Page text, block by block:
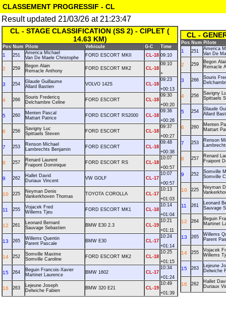
CLASSEMENT PROGRESSIF - CL
Result updated 21/03/26 at 21:23:47
CL - STAGE CLASSIFICATION (SS 2) - CIPLET (
14.63 KM)
Pos Num Pilote Vehicule G-C Time
1 251
America Michael
Van De Maele Christophe
FORD ESCORT MKII CL-18 09:10
2 259
Begon Alain
Remacle Anthony
FORD ESCORT MK2 CL-18
09:10
+
3 254
Glaude Guillaume
Allard Bastien
VOLVO 142S CL-18
09:23
+00:13
4 266
Souris Fredericq
Delchambre Celine
FORD ESCORT CL-18
09:30
+00:20
5 260
Menten Pascal
Mattart Patrice
FORD ESCORT RS2000 CL-18
09:36
+00:26
6 256
Savigny Luc
Spittaels Steven
FORD ESCORT CL-18
09:37
+00:27
7 253
Renson Michael
Lambrechts Benjamin
FORD ESCORT CL-18
09:48
+00:38
8 257
Renard Laurent
Fraipont Dominique
FORD ESCORT RS CL-18
10:07
+00:57
9 262
Hallet David
Duriaux Vincent
VW GOLF CL-17
10:07
+00:57
10 225
Neyman Denis
Vankerkhoven Thomas
TOYOTA COROLLA CL-17
10:13
+01:03
11 255
Vojacek Fred
Willems Tjeu
FORD ESCORT MK1 CL-18
10:14
+01:04
12 261
Leonard Bernard
Sauvage Sebastien
BMW E30 2.3 CL-19
10:21
+01:11
13 265
Willems Quentin
Parent Pascale
BMW E30 CL-17
10:24
+01:14
14 252
Somville Maxime
Somville Caroline
FORD ESCORT MK2 CL-18
10:25
+01:15
15 264
Beguin Francois-Xavier
Martinet Laurence
BMW 1602 CL-17
10:34
+01:24
16 263
Lejeune Joseph
Delwiche Fabien
BMW 320 E21 CL-19
10:49
+01:39
CL -
Pos Num Pilote
1 251
America
Van De
2 259
Begon
Remacle
3 266
Souris
4 256
Savigny
Spittaels
5 254
Glaude
Allard
6 260
Menten
Mattart
7 253
Renson
8 257
Renard
Fraipont
9 252
Somville
Somville
10 225
Neyman
11 261
Leonard
Sauvage
12 264
Beguin
Martinet
13 265
Willems
Parent
14 255
Vojacek
Willems
15 263
Lejeune
Delwiche
16 262
Hallet
Duriaux